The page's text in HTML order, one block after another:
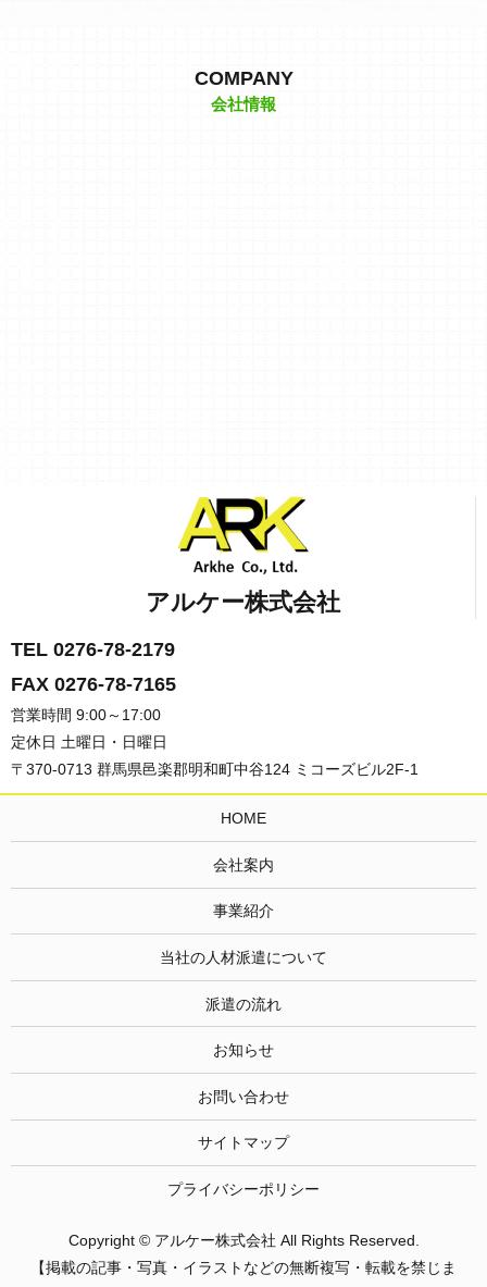
COMPANY
会社情報
アルケー株式会社
TEL 0276-78-2179
FAX 0276-78-7165
営業時間 9:00～17:00
定休日 土曜日・日曜日
〒370-0713 群馬県邑楽郡明和町中谷124 ミコーズビル2F-1
HOME
会社案内
事業紹介
当社の人材派遣について
派遣の流れ
お知らせ
お問い合わせ
サイトマップ
プライバシーポリシー
Copyright © アルケー株式会社 All Rights Reserved.
【掲載の記事・写真・イラストなどの無断複写・転載を禁じま